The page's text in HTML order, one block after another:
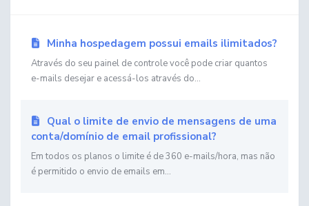
Minha hospedagem possui emails ilimitados?
Através do seu painel de controle você pode criar quantos
e-mails desejar e acessá-los através do...
Qual o limite de envio de mensagens de uma
conta/domínio de email profissional?
Em todos os planos o limite é de 360 e-mails/hora, mas não
é permitido o envio de emails em...